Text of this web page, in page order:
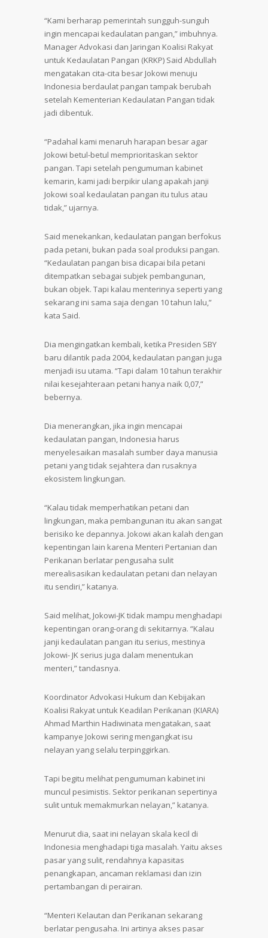
“Kami berharap pemerintah sungguh-sunguh
ingin mencapai kedaulatan pangan,” imbuhnya.
Manager Advokasi dan Jaringan Koalisi Rakyat
untuk Kedaulatan Pangan (KRKP) Said Abdullah
mengatakan cita-cita besar Jokowi menuju
Indonesia berdaulat pangan tampak berubah
setelah Kementerian Kedaulatan Pangan tidak
jadi dibentuk.
“Padahal kami menaruh harapan besar agar
Jokowi betul-betul memprioritaskan sektor
pangan. Tapi setelah pengumuman kabinet
kemarin, kami jadi berpikir ulang apakah janji
Jokowi soal kedaulatan pangan itu tulus atau
tidak,” ujarnya.
Said menekankan, kedaulatan pangan berfokus
pada petani, bukan pada soal produksi pangan.
“Kedaulatan pangan bisa dicapai bila petani
ditempatkan sebagai subjek pembangunan,
bukan objek. Tapi kalau menterinya seperti yang
sekarang ini sama saja dengan 10 tahun Ialu,”
kata Said.
Dia mengingatkan kembali, ketika Presiden SBY
baru dilantik pada 2004, kedaulatan pangan juga
menjadi isu utama. “Tapi dalam 10 tahun terakhir
nilai kesejahteraan petani hanya naik 0,07,”
bebernya.
Dia menerangkan, jika ingin mencapai
kedaulatan pangan, Indonesia harus
menyelesaikan masalah sumber daya manusia
petani yang tidak sejahtera dan rusaknya
ekosistem lingkungan.
“Kalau tidak memperhatikan petani dan
lingkungan, maka pembangunan itu akan sangat
berisiko ke depannya. Jokowi akan kalah dengan
kepentingan lain karena Menteri Pertanian dan
Perikanan berlatar pengusaha sulit
merealisasikan kedaulatan petani dan nelayan
itu sendiri,” katanya.
Said melihat, Jokowi-JK tidak mampu menghadapi
kepentingan orang-orang di sekitarnya. “Kalau
janji kedaulatan pangan itu serius, mestinya
Jokowi- JK serius juga dalam menentukan
menteri,” tandasnya.
Koordinator Advokasi Hukum dan Kebijakan
Koalisi Rakyat untuk Keadilan Perikanan (KIARA)
Ahmad Marthin Hadiwinata mengatakan, saat
kampanye Jokowi sering mengangkat isu
nelayan yang selalu terpinggirkan.
Tapi begitu melihat pengumuman kabinet ini
muncul pesimistis. Sektor perikanan sepertinya
sulit untuk memakmurkan nelayan,” katanya.
Menurut dia, saat ini nelayan skala kecil di
Indonesia menghadapi tiga masalah. Yaitu akses
pasar yang sulit, rendahnya kapasitas
penangkapan, ancaman reklamasi dan izin
pertambangan di perairan.
“Menteri Kelautan dan Perikanan sekarang
berlatar pengusaha. Ini artinya akses pasar